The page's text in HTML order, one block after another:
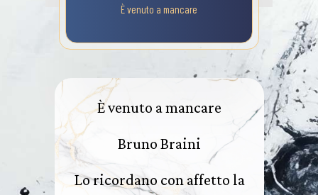
È venuto a mancare
È venuto a mancare
Bruno Braini
Lo ricordano con affetto la